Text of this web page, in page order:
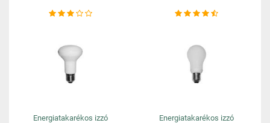
Energiatakarékos izzó
Energiatakarékos izzó